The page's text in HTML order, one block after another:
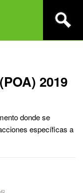
2019
donde se
específicas a